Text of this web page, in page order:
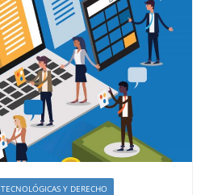
TECNOLÓGICAS Y DERECHO